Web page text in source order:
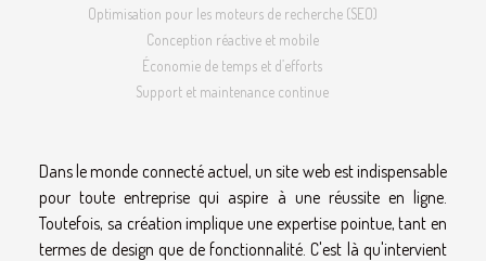
Optimisation pour les moteurs de recherche (SEO)
Conception réactive et mobile
Économie de temps et d’efforts
Support et maintenance continue
Dans le monde connecté actuel, un site web est indispensable
pour toute entreprise qui aspire à une réussite en ligne.
Toutefois, sa création implique une expertise pointue, tant en
termes de design que de fonctionnalité. C'est là qu'intervient